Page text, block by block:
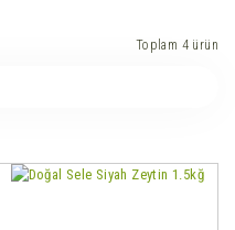
Toplam 4 ürün